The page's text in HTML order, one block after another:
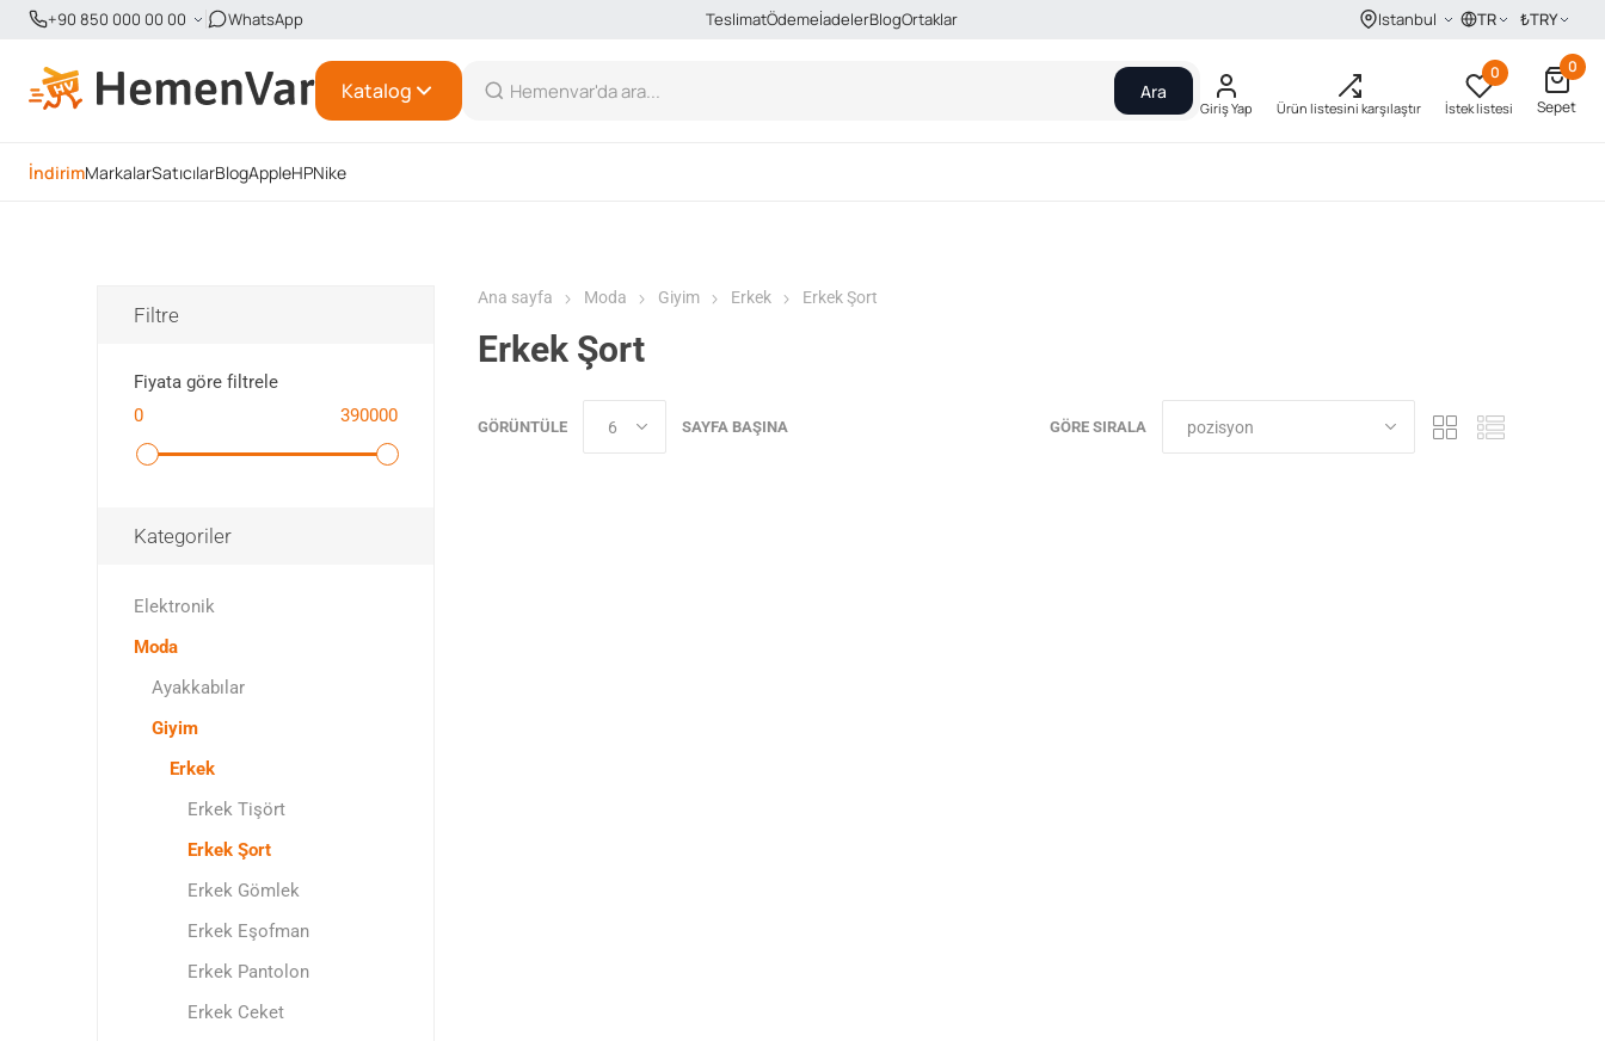
+90 850 000 00 00 WhatsApp TeslimatÖdemeİadelerBlogOrtaklar Istanbul TR ₺TRY
Katalog Ara
Giriş Yap Ürün listesini karşılaştır İstek listesi
0
0
Sepet
İndirimMarkalarSatıcılarBlogAppleHPNike
Ana sayfa Moda Giyim Erkek Erkek Şort
Erkek Şort
GÖRE SIRALA
GÖRÜNTÜLE SAYFA BAŞINA
Filtre
Fiyata göre filtrele
0
390000
Kategoriler
Elektronik
Moda
Ayakkabılar
Giyim
Erkek
Erkek Tişört
Erkek Şort
Erkek Gömlek
Erkek Eşofman
Erkek Pantolon
Erkek Ceket